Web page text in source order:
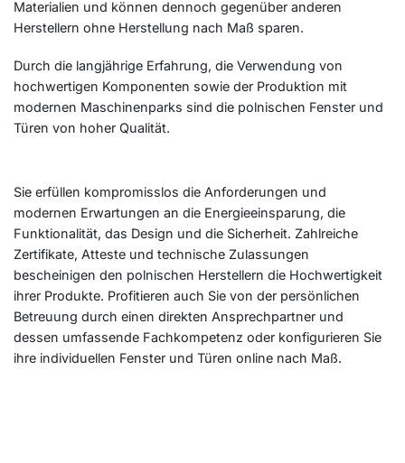
Materialien und können dennoch gegenüber anderen
Herstellern ohne Herstellung nach Maß sparen.
Durch die langjährige Erfahrung, die Verwendung von
hochwertigen Komponenten sowie der Produktion mit
modernen Maschinenparks sind die polnischen Fenster und
Türen von hoher Qualität.
Sie erfüllen kompromisslos die Anforderungen und
modernen Erwartungen an die Energieeinsparung, die
Funktionalität, das Design und die Sicherheit. Zahlreiche
Zertifikate, Atteste und technische Zulassungen
bescheinigen den polnischen Herstellern die Hochwertigkeit
ihrer Produkte. Profitieren auch Sie von der persönlichen
Betreuung durch einen direkten Ansprechpartner und
dessen umfassende Fachkompetenz oder konfigurieren Sie
ihre individuellen Fenster und Türen online nach Maß.